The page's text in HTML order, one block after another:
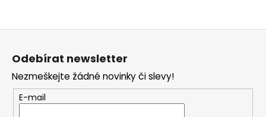
Odebírat newsletter
Nezmeškejte žádné novinky či slevy!
E-mail